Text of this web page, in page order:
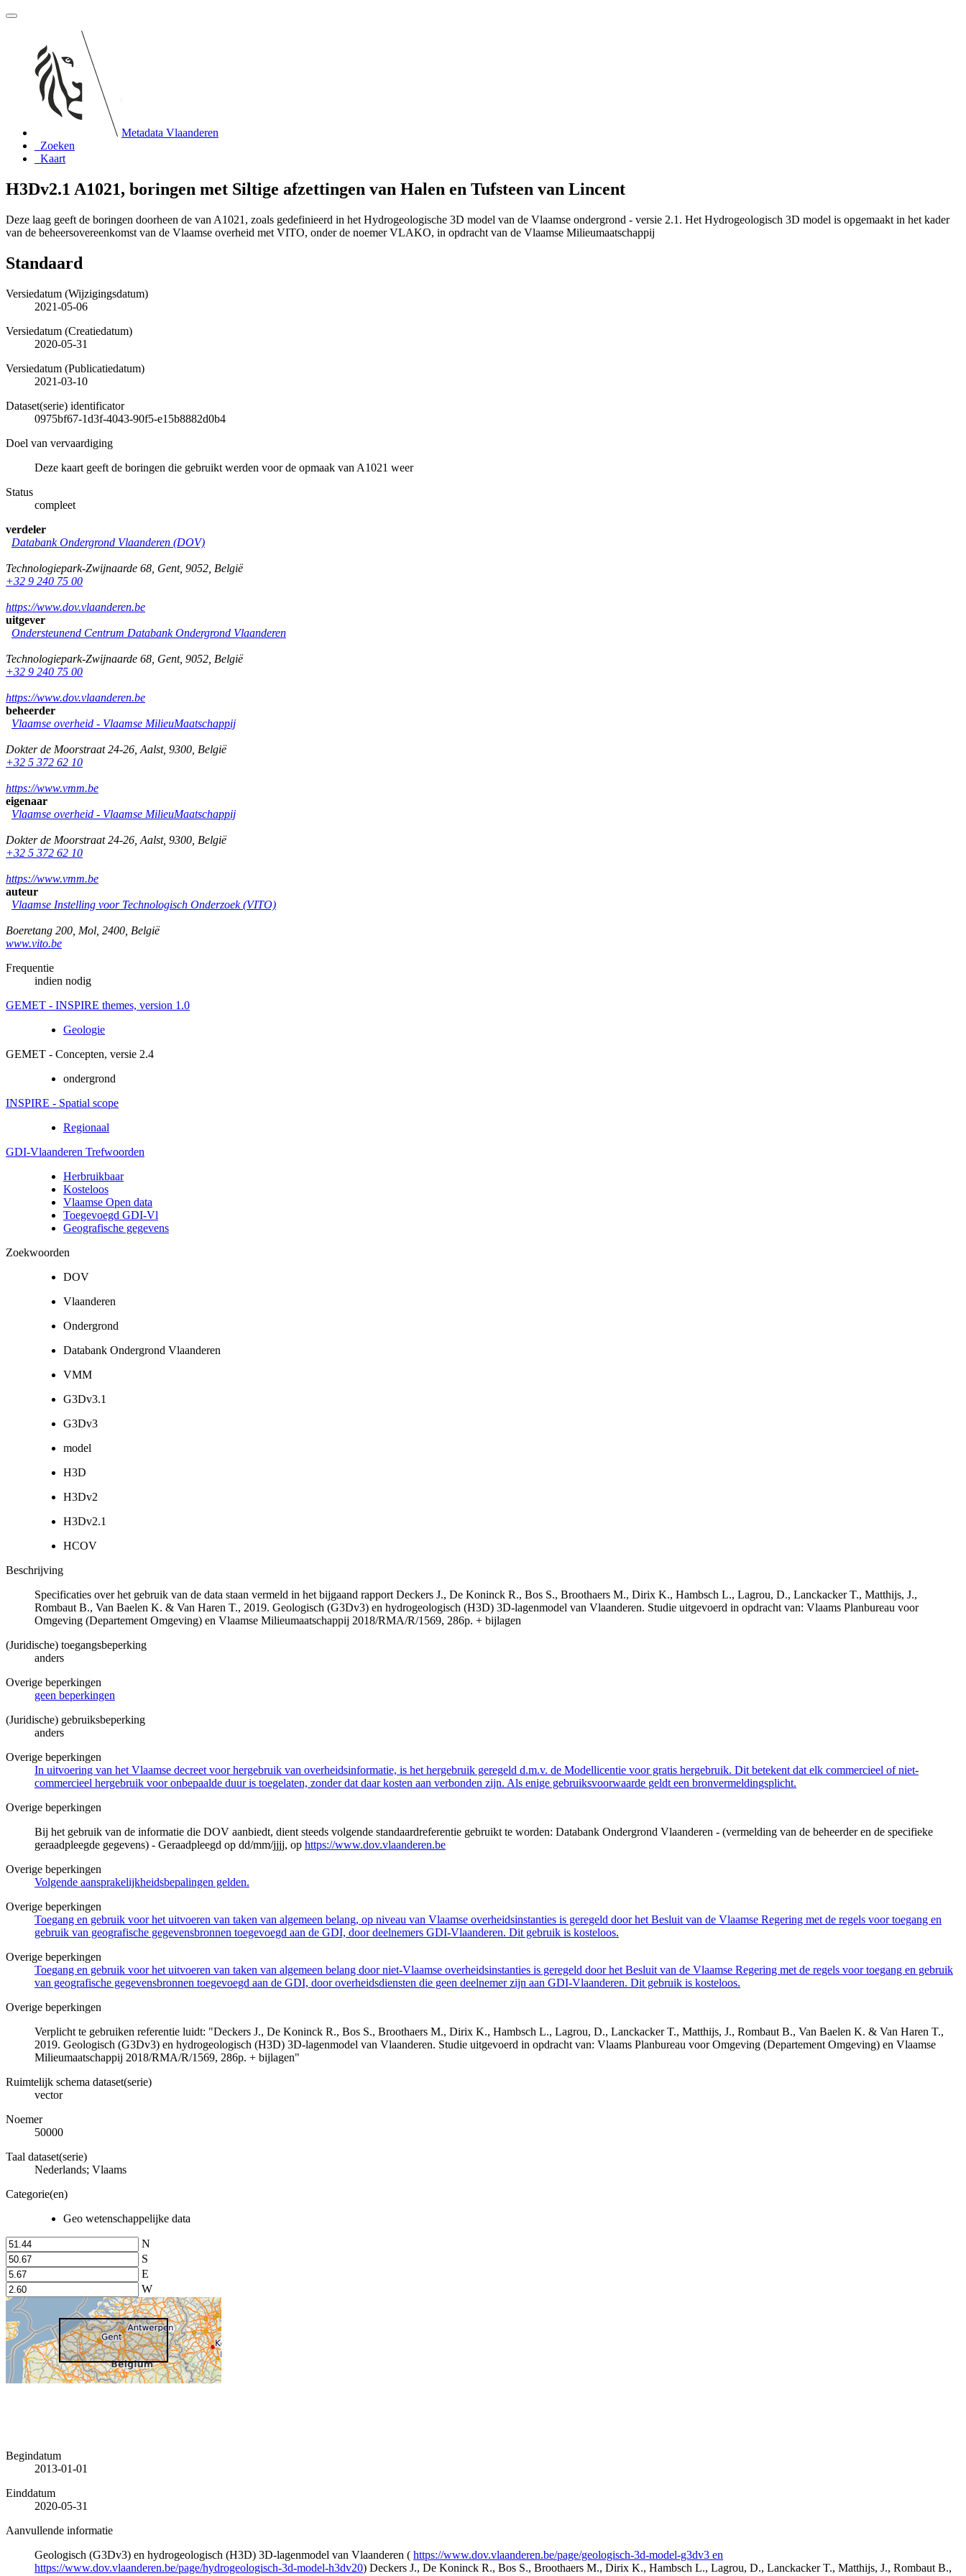
Metadata Vlaanderen
Zoeken
Kaart
H3Dv2.1 A1021, boringen met Siltige afzettingen van Halen en Tufsteen van Lincent
Deze laag geeft de boringen doorheen de van A1021, zoals gedefinieerd in het Hydrogeologische 3D model van de Vlaamse ondergrond - versie 2.1. Het Hydrogeologisch 3D model is opgemaakt in het kader
van de beheersovereenkomst van de Vlaamse overheid met VITO, onder de noemer VLAKO, in opdracht van de Vlaamse Milieumaatschappij
Standaard
Versiedatum (Wijzigingsdatum)
2021-05-06
Versiedatum (Creatiedatum)
2020-05-31
Versiedatum (Publicatiedatum)
2021-03-10
Dataset(serie) identificator
0975bf67-1d3f-4043-90f5-e15b8882d0b4
Doel van vervaardiging
Deze kaart geeft de boringen die gebruikt werden voor de opmaak van A1021 weer
Status
compleet
verdeler
Databank Ondergrond Vlaanderen (DOV)
Technologiepark-Zwijnaarde 68 Gent, 9052 België
+32 9 240 75 00
https://www.dov.vlaanderen.be
uitgever
Ondersteunend Centrum Databank Ondergrond Vlaanderen
Technologiepark-Zwijnaarde 68 Gent, 9052 België
+32 9 240 75 00
https://www.dov.vlaanderen.be
beheerder
Vlaamse overheid - Vlaamse MilieuMaatschappij
Dokter de Moorstraat 24-26 Aalst, 9300 België
+32 5 372 62 10
https://www.vmm.be
eigenaar
Vlaamse overheid - Vlaamse MilieuMaatschappij
Dokter de Moorstraat 24-26 Aalst, 9300 België
+32 5 372 62 10
https://www.vmm.be
auteur
Vlaamse Instelling voor Technologisch Onderzoek (VITO)
Boeretang 200 Mol 2400 België
www.vito.be
Frequentie
indien nodig
GEMET - INSPIRE themes, version 1.0
Geologie
GEMET - Concepten, versie 2.4
ondergrond
INSPIRE - Spatial scope
Regionaal
GDI-Vlaanderen Trefwoorden
Herbruikbaar
Kosteloos
Vlaamse Open data
Toegevoegd GDI-Vl
Geografische gegevens
Zoekwoorden
DOV
Vlaanderen
Ondergrond
Databank Ondergrond Vlaanderen
VMM
G3Dv3.1
G3Dv3
model
H3D
H3Dv2
H3Dv2.1
HCOV
Beschrijving
Specificaties over het gebruik van de data staan vermeld in het bijgaand rapport Deckers J., De Koninck R., Bos S., Broothaers M., Dirix K., Hambsch L., Lagrou, D., Lanckacker T., Matthijs, J.,
Rombaut B., Van Baelen K. & Van Haren T., 2019. Geologisch (G3Dv3) en hydrogeologisch (H3D) 3D-lagenmodel van Vlaanderen. Studie uitgevoerd in opdracht van: Vlaams Planbureau voor
Omgeving (Departement Omgeving) en Vlaamse Milieumaatschappij 2018/RMA/R/1569, 286p. + bijlagen
(Juridische) toegangsbeperking
anders
Overige beperkingen
geen beperkingen
(Juridische) gebruiksbeperking
anders
Overige beperkingen
In uitvoering van het Vlaamse decreet voor hergebruik van overheidsinformatie, is het hergebruik geregeld d.m.v. de Modellicentie voor gratis hergebruik. Dit betekent dat elk commercieel of niet-
commercieel hergebruik voor onbepaalde duur is toegelaten, zonder dat daar kosten aan verbonden zijn. Als enige gebruiksvoorwaarde geldt een bronvermeldingsplicht.
Overige beperkingen
Bij het gebruik van de informatie die DOV aanbiedt, dient steeds volgende standaardreferentie gebruikt te worden: Databank Ondergrond Vlaanderen - (vermelding van de beheerder en de specifieke
geraadpleegde gegevens) - Geraadpleegd op dd/mm/jjjj, op https://www.dov.vlaanderen.be
Overige beperkingen
Volgende aansprakelijkheidsbepalingen gelden.
Overige beperkingen
Toegang en gebruik voor het uitvoeren van taken van algemeen belang, op niveau van Vlaamse overheidsinstanties is geregeld door het Besluit van de Vlaamse Regering met de regels voor toegang en
gebruik van geografische gegevensbronnen toegevoegd aan de GDI, door deelnemers GDI-Vlaanderen. Dit gebruik is kosteloos.
Overige beperkingen
Toegang en gebruik voor het uitvoeren van taken van algemeen belang door niet-Vlaamse overheidsinstanties is geregeld door het Besluit van de Vlaamse Regering met de regels voor toegang en gebruik
van geografische gegevensbronnen toegevoegd aan de GDI, door overheidsdiensten die geen deelnemer zijn aan GDI-Vlaanderen. Dit gebruik is kosteloos.
Overige beperkingen
Verplicht te gebruiken referentie luidt: "Deckers J., De Koninck R., Bos S., Broothaers M., Dirix K., Hambsch L., Lagrou, D., Lanckacker T., Matthijs, J., Rombaut B., Van Baelen K. & Van Haren T.,
2019. Geologisch (G3Dv3) en hydrogeologisch (H3D) 3D-lagenmodel van Vlaanderen. Studie uitgevoerd in opdracht van: Vlaams Planbureau voor Omgeving (Departement Omgeving) en Vlaamse
Milieumaatschappij 2018/RMA/R/1569, 286p. + bijlagen"
Ruimtelijk schema dataset(serie)
vector
Noemer
50000
Taal dataset(serie)
Nederlands; Vlaams
Categorie(en)
Geo wetenschappelijke data
N
S
E
W
Begindatum
2013-01-01
Einddatum
2020-05-31
Aanvullende informatie
Geologisch (G3Dv3) en hydrogeologisch (H3D) 3D-lagenmodel van Vlaanderen ( https://www.dov.vlaanderen.be/page/geologisch-3d-model-g3dv3 en
https://www.dov.vlaanderen.be/page/hydrogeologisch-3d-model-h3dv20) Deckers J., De Koninck R., Bos S., Broothaers M., Dirix K., Hambsch L., Lagrou, D., Lanckacker T., Matthijs, J., Rombaut B.,